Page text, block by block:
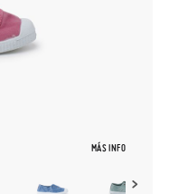
MÁS INFO